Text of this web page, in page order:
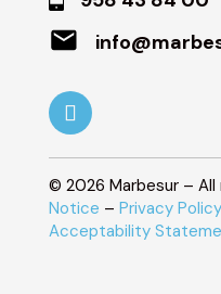
© 2026 Marbesur –
Notice – Privacy Policy
Acceptability